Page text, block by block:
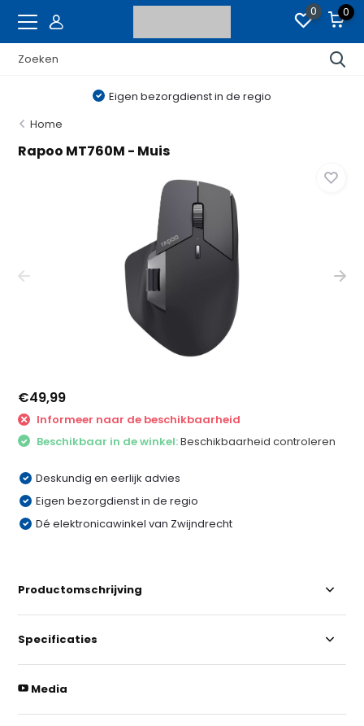
0 0
Eigen bezorgdienst in de regio
Home
Rapoo MT760M - Muis
€49,99
Informeer naar de beschikbaarheid
Beschikbaar in de winkel:Beschikbaarheid controleren
Deskundig en eerlijk advies
Eigen bezorgdienst in de regio
Dé elektronicawinkel van Zwijndrecht
Productomschrijving
Specificaties
Media